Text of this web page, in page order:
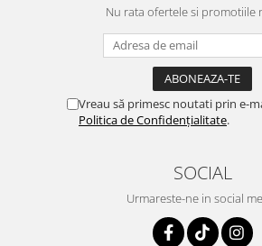
Nu rata ofertele si promotiile
Vreau să primesc noutati prin e-
Politica de Confidențialitate.
SOCIAL
Urmareste-ne in social